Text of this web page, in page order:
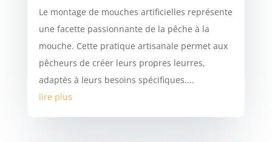
Le montage de mouches artificielles représente
une facette passionnante de la pêche à la
mouche. Cette pratique artisanale permet aux
pêcheurs de créer leurs propres leurres,
adaptés à leurs besoins spécifiques....
lire plus